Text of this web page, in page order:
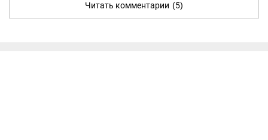
Читать комментарии (5)